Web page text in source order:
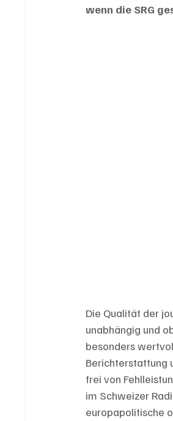
wenn die SRG
Die Qualität der
unabhängig und
besonders
Berichterstattung
frei von
im Schweizer
europapolitische